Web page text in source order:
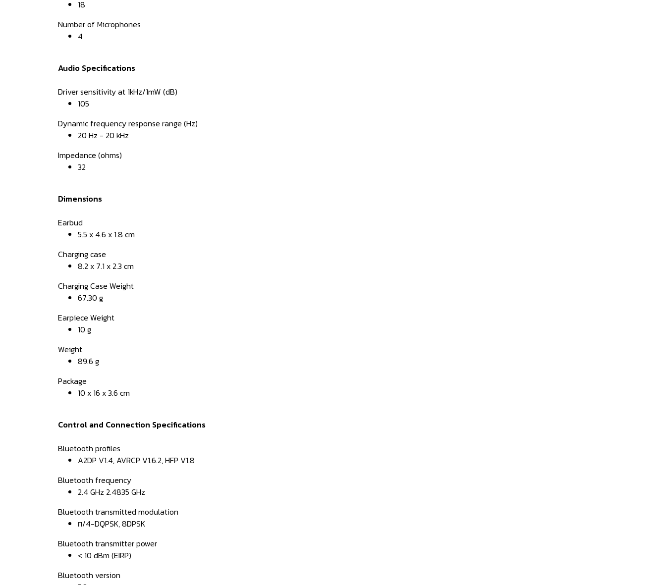
18
Number of Microphones
4
Audio Specifications
Driver sensitivity at 1kHz/1mW (dB)
105
Dynamic frequency response range (Hz)
20 Hz - 20 kHz
Impedance (ohms)
32
Dimensions
Earbud
5.5 x 4.6 x 1.8 cm
Charging case
8.2 x 7.1 x 2.3 cm
Charging Case Weight
67.30 g
Earpiece Weight
10 g
Weight
89.6 g
Package
10 x 16 x 3.6 cm
Control and Connection Specifications
Bluetooth profiles
A2DP V1.4, AVRCP V1.6.2, HFP V1.8
Bluetooth frequency
2.4 GHz 2.4835 GHz
Bluetooth transmitted modulation
π/4-DQPSK, 8DPSK
Bluetooth transmitter power
< 10 dBm (EIRP)
Bluetooth version